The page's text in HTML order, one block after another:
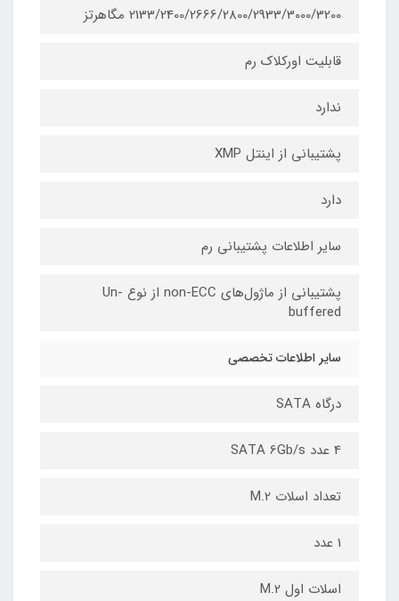
2133/2400/2666/2800/2933/3000/3200 مگاهرتز
قابلیت اورکلاک رم
ندارد
پشتیبانی از اینتل XMP
دارد
سایر اطلاعات پشتیبانی رم
پشتیبانی از ماژول‌های non-ECC از نوع Un-
buffered
سایر اطلاعات تخصصی
درگاه SATA
4 عدد SATA 6Gb/s
تعداد اسلات M.2
1 عدد
اسلات اول M.2